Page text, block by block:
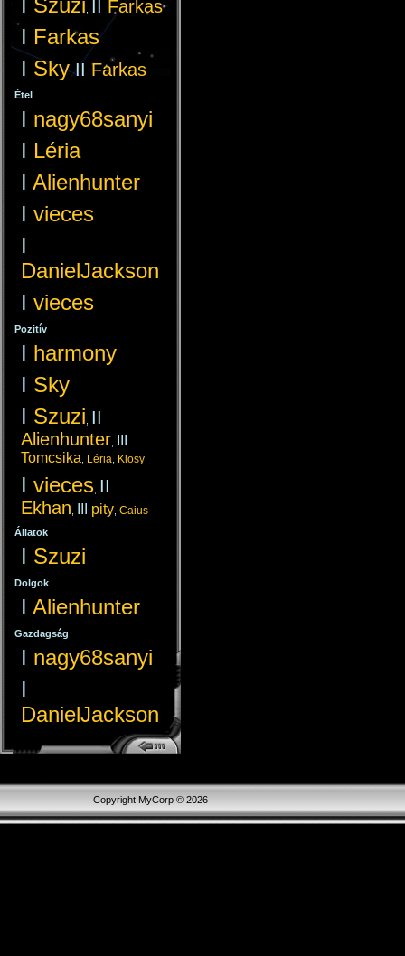
ISzuzi II Farkas
I Farkas
I Sky,II Farkas
Étel
I nagy68sanyi
I Léria
I Alienhunter
I vieces
I
DanielJackson
I vieces
Pozitív
I harmony
I Sky
I Szuzi II
Alienhunter
Tomcsika
Léria Klosy
I vieces II
Ekhan
pity Caius
Állatok
I Szuzi
Dolgok
I Alienhunter
Gazdagság
I nagy68sanyi
I
DanielJackson
Copyright MyCorp © 2026